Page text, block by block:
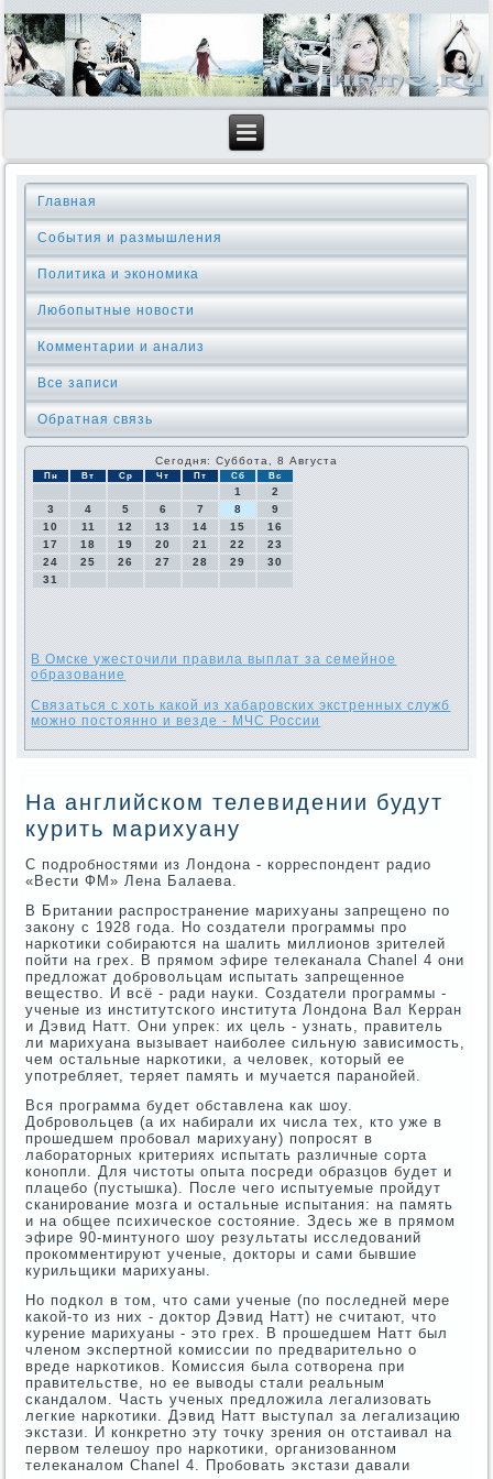
Главная
События и размышления
Политика и экономика
Любопытные новости
Комментарии и анализ
Все записи
Обратная связь
Сегодня: Суббота, 8 Августа
Пн Вт Ср Чт Пт Сб Вс
1
2
3
4 5 6 7 8
9
10
11 12 13 14 15
16
17
18 19 20 21 22
23
24
25 26 27 28 29
30
31
В Омске ужесточили правила выплат за семейное
образование
Связаться с хоть какой из хабаровских экстренных служб
можно постоянно и везде - МЧС России
На английском телевидении будут
курить марихуану
C подробностями из Лондона - корреспондент радио
«Вести ФМ» Лена Балаева.
В Британии распространение марихуаны запрещено по
закону с 1928 года. Но создатели программы про
наркотики собираются на шалить миллионов зрителей
пойти на грех. В прямом эфире телеканала Chanel 4 они
предложат добровольцам испытать запрещенное
вещество. И всё - ради науки. Создатели программы -
ученые из институтского института Лондона Вал Керран
и Дэвид Натт. Они упрек: их цель - узнать, правитель
ли марихуана вызывает наиболее сильную зависимость,
чем остальные наркотики, а человек, который ее
употребляет, теряет память и мучается паранойей.
Вся программа будет обставлена как шоу.
Добровольцев (а их набирали их числа тех, кто уже в
прошедшем пробовал марихуану) попросят в
лабораторных критериях испытать различные сорта
конопли. Для чистоты опыта посреди образцов будет и
плацебо (пустышка). После чего испытуемые пройдут
сканирование мозга и остальные испытания: на память
и на общее психическое состояние. Здесь же в прямом
эфире 90-минтуного шоу результаты исследований
прокомментируют ученые, докторы и сами бывшие
курильщики марихуаны.
Но подкол в том, что сами ученые (по последней мере
какой-то из них - доктор Дэвид Натт) не считают, что
курение марихуаны - это грех. В прошедшем Натт был
членом экспертной комиссии по предварительно о
вреде наркотиков. Комиссия была сотворена при
правительстве, но ее выводы стали реальным
скандалом. Часть ученых предложила легализовать
легкие наркотики. Дэвид Натт выступал за легализацию
экстази. И конкретно эту точку зрения он отстаивал на
первом телешоу про наркотики, организованном
телеканалом Chanel 4. Пробовать экстази давали